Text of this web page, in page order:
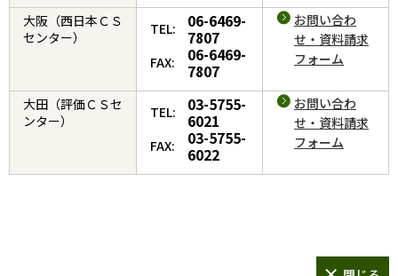
大阪（西日本ＣＳ
センター）
TEL: 06-6469-
7807
FAX: 06-6469-
7807
お問い合わ
せ・資料請求
フォーム
大田（評価ＣＳセ
ンター）
TEL: 03-5755-
6021
FAX: 03-5755-
6022
お問い合わ
せ・資料請求
フォーム